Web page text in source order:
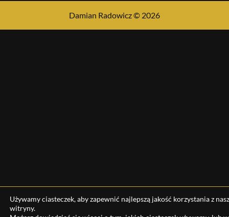
Damian Radowicz © 2026
Używamy ciasteczek, aby zapewnić najlepszą jakość korzystania z
witryny.